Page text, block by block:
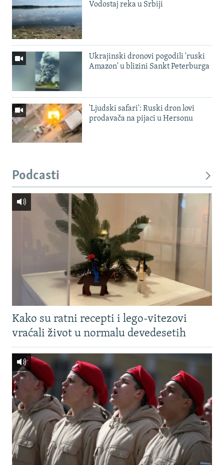
Vodostaj reka u Srbiji
Ukrajinski dronovi pogodili 'ruski
Amazon' u blizini Sankt Peterburga
'Ljudski safari': Ruski dron lovi
prodavača na pijaci u Hersonu
Podcasti
Kako su ratni recepti i lego-vitezovi
vraćali život u normalu devedesetih